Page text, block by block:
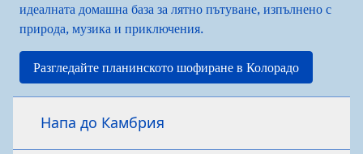
идеалната домашна база за лятно пътуване, изпълнено с
природа, музика и приключения.
Разгледайте планинското шофиране в Колорадо
Напа до Камбрия